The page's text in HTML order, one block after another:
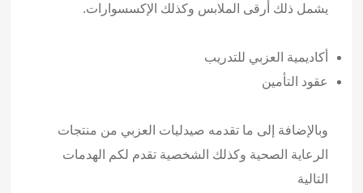
يشمل ذلك أرقى الملابس وكذلك الإكسسوارات.
أكاديمية العزبي للتدريب
عقود التأمين
وبالإضافة إلى ما تقدمه صيدليات العزبي من منتجات
الرعاية الصحية وكذلك الشخصية تقدم لكم الهدمات
التالية